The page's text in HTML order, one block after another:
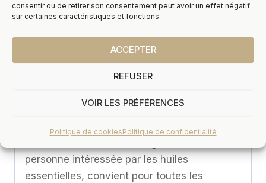
consentir ou de retirer son consentement peut avoir un effet négatif
sur certaines caractéristiques et fonctions.
ACCEPTER
REFUSER
VOIR LES PRÉFÉRENCES
Politique de cookiesPolitique de confidentialité
sentez fatigué ou irrité au travail, porter ce
tempérament et du style
d’aromathérapie est un cadeau chaleureux
pour les mères, les épouses, les grands-
personne intéressée par les huiles
essentielles, convient pour toutes les